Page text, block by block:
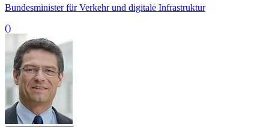
Bundesminister für Verkehr und digitale Infrastruktur
()